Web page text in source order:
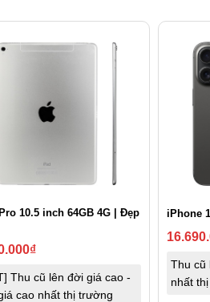
10.5 inch 64GB 4G | Đẹp
₫
Thu cũ lên đời giá cao -
cao nhất thị trường
iPhone
Thu cũ
nhất